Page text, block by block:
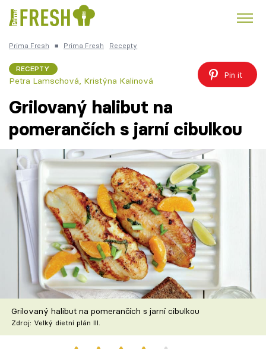
Česká kuchyně Čokoláda
Témata
Recepty
Články
TV Program
Škola vaření
Recepty z TV
Speciál: Cuketa
Prima Fresh ■ Prima Fresh Recepty
RECEPTY
Petra Lamschová, Kristýna Kalinová
Pin it
Grilovaný halibut na
pomerančích s jarní cibulkou
Grilovaný halibut na pomerančích s jarní cibulkou
Zdroj: Velký dietní plán III.